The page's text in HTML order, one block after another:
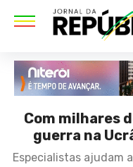
Com milhares
guerra na
Especialistas ajudam